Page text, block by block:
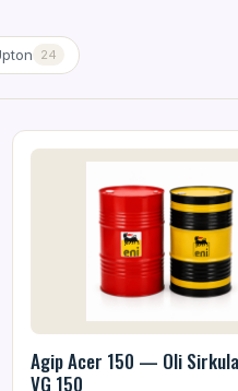
24
Agip Acer 150 — Oli
VG 150